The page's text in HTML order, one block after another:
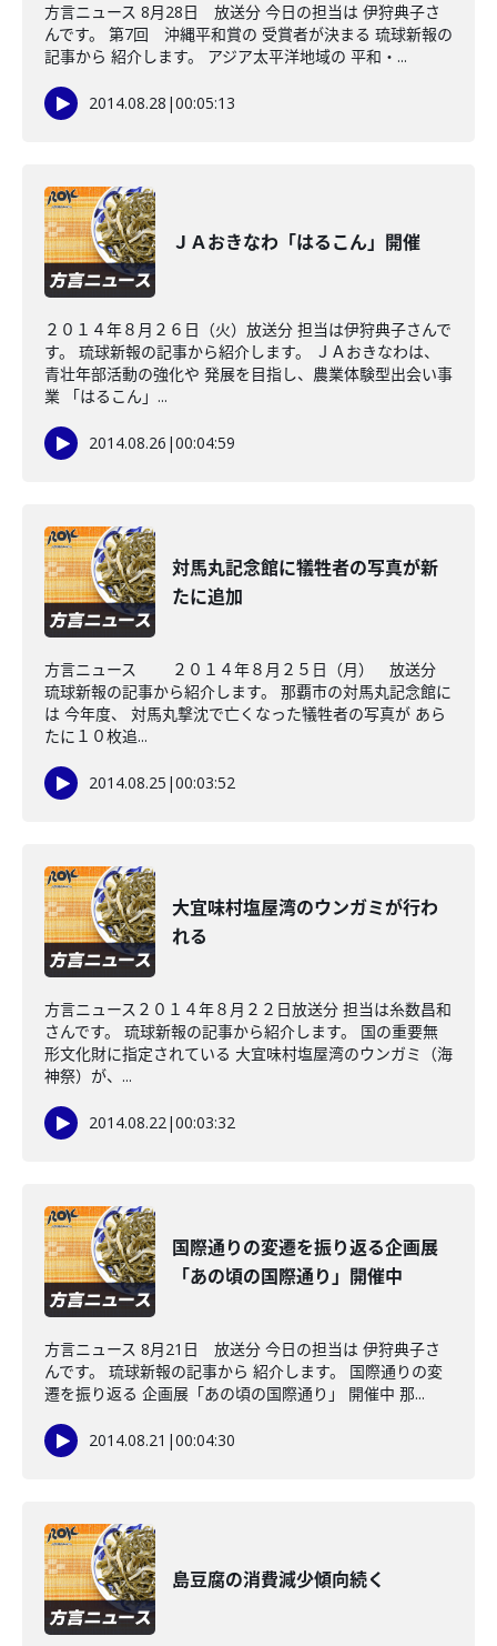
方言ニュース 8月28日 放送分 今日の担当は 伊狩典子さ
んです。 第7回 沖縄平和賞の 受賞者が決まる 琉球新報の
記事から 紹介します。 アジア太平洋地域の 平和・...
2014.08.28 |00:05:13
ＪＡおきなわ「はるこん」開催
２０１４年８月２６日（火）放送分 担当は伊狩典子さんで
す。 琉球新報の記事から紹介します。 ＪＡおきなわは、
青壮年部活動の強化や 発展を目指し、農業体験型出会い事
業 「はるこん」...
2014.08.26 |00:04:59
対馬丸記念館に犠牲者の写真が新
たに追加
方言ニュース ２０１４年８月２５日（月） 放送分
琉球新報の記事から紹介します。 那覇市の対馬丸記念館に
は 今年度、 対馬丸撃沈で亡くなった犠牲者の写真が あら
たに１０枚追...
2014.08.25 |00:03:52
大宜味村塩屋湾のウンガミが行わ
れる
方言ニュース２０１４年８月２２日放送分 担当は糸数昌和
さんです。 琉球新報の記事から紹介します。 国の重要無
形文化財に指定されている 大宜味村塩屋湾のウンガミ（海
神祭）が、...
2014.08.22|00:03:32
国際通りの変遷を振り返る企画展
「あの頃の国際通り」開催中
方言ニュース 8月21日 放送分 今日の担当は 伊狩典子さ
んです。 琉球新報の記事から 紹介します。 国際通りの変
遷を振り返る 企画展「あの頃の国際通り」 開催中 那...
2014.08.21 |00:04:30
島豆腐の消費減少傾向続く